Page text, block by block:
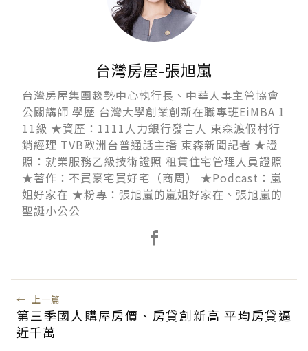
台灣房屋-張旭嵐
台灣房屋集團趨勢中心執行長、中華人事主管協會
公關講師 學歷 台灣大學創業創新在職專班EiMBA 1
11級 ★資歷：1111人力銀行發言人 東森渡假村行
銷經理 TVB歐洲台普通話主播 東森新聞記者 ★證
照：就業服務乙級技術證照 租賃住宅管理人員證照
★著作：不買豪宅買好宅（商周） ★Podcast：嵐
姐好家在 ★粉專：張旭嵐的嵐姐好家在、張旭嵐的
聖誕小公公
← 上一篇
第三季國人購屋房價、房貸創新高 平均房貸逼
近千萬